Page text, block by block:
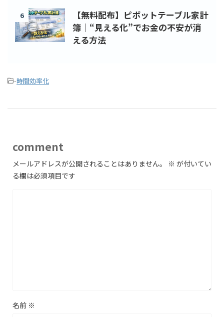
6
【無料配布】ピボットテーブル家計
簿｜“見える化”でお金の不安が消
える方法
-時間効率化
comment
メールアドレスが公開されることはありません。 ※ が付いてい
る欄は必須項目です
名前 ※